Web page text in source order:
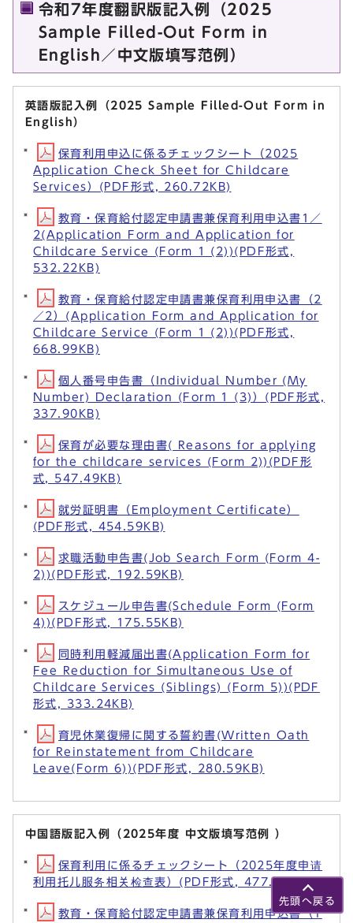
令和7年度翻訳版記入例（2025
Sample Filled-Out Form in
English／中文版填写范例）
英語版記入例（2025 Sample Filled-Out Form in
English）
保育利用申込に係るチェックシート（2025
Application Check Sheet for Childcare
Services）(PDF形式, 260.72KB)
教育・保育給付認定申請書兼保育利用申込書1／
2(Application Form and Application for
Childcare Service (Form 1 (2))(PDF形式,
532.22KB)
教育・保育給付認定申請書兼保育利用申込書（2
／2）(Application Form and Application for
Childcare Service (Form 1 (2))(PDF形式,
668.99KB)
個人番号申告書（Individual Number (My
Number) Declaration (Form 1 (3)）(PDF形式,
337.90KB)
保育が必要な理由書( Reasons for applying
for the childcare services (Form 2))(PDF形
式, 547.49KB)
就労証明書（Employment Certificate）
(PDF形式, 454.59KB)
求職活動申告書(Job Search Form (Form 4-
2))(PDF形式, 192.59KB)
スケジュール申告書(Schedule Form (Form
4))(PDF形式, 175.55KB)
同時利用軽減届出書(Application Form for
Fee Reduction for Simultaneous Use of
Childcare Services (Siblings) (Form 5))(PDF
形式, 333.24KB)
育児休業復帰に関する誓約書(Written Oath
for Reinstatement from Childcare
Leave(Form 6))(PDF形式, 280.59KB)
中国語版記入例（2025年度 中文版填写范例 ）
保育利用に係るチェックシート（2025年度申请
利用托儿服务相关检查表）(PDF形式, 477.00KB)
教育・保育給付認定申請書兼保育利用申込書（1
先頭へ戻る